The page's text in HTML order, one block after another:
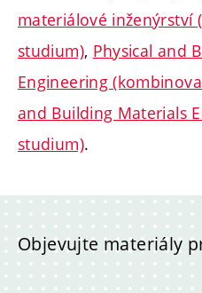
materiálové inženýrství
studium), Physical and
Engineering
and Building Materials
studium).
Objevujte materiály